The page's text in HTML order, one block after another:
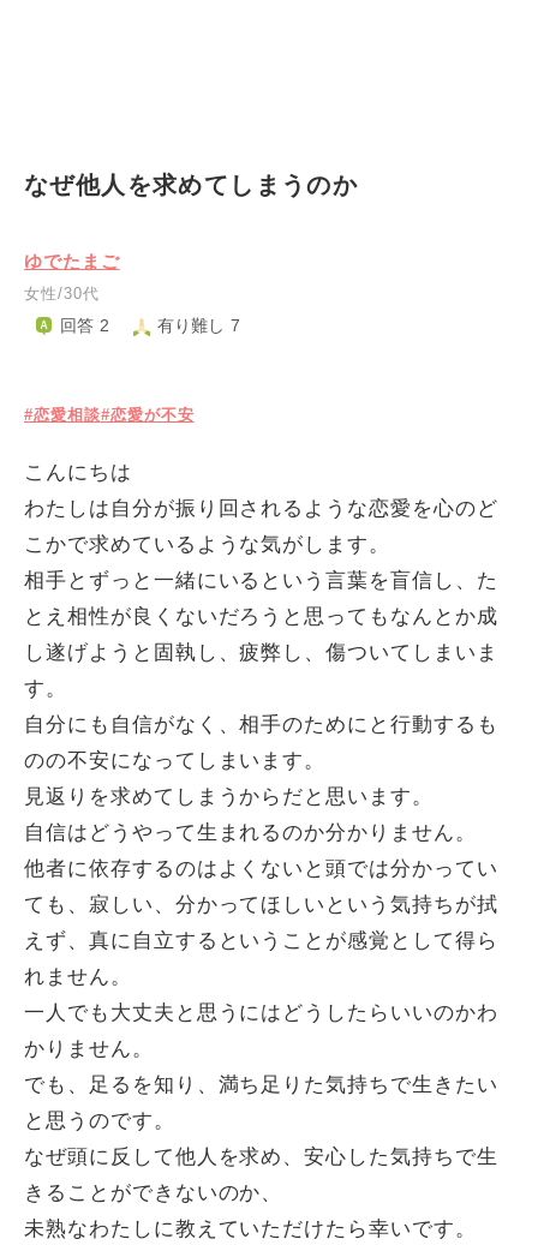
なぜ他人を求めてしまうのか
ゆでたまご
女性/30代
回答 2 有り難し 7
#恋愛相談#恋愛が不安
こんにちは
わたしは自分が振り回されるような恋愛を心のど
こかで求めているような気がします。
相手とずっと一緒にいるという言葉を盲信し、た
とえ相性が良くないだろうと思ってもなんとか成
し遂げようと固執し、疲弊し、傷ついてしまいま
す。
自分にも自信がなく、相手のためにと行動するも
のの不安になってしまいます。
見返りを求めてしまうからだと思います。
自信はどうやって生まれるのか分かりません。
他者に依存するのはよくないと頭では分かってい
ても、寂しい、分かってほしいという気持ちが拭
えず、真に自立するということが感覚として得ら
れません。
一人でも大丈夫と思うにはどうしたらいいのかわ
かりません。
でも、足るを知り、満ち足りた気持ちで生きたい
と思うのです。
なぜ頭に反して他人を求め、安心した気持ちで生
きることができないのか、
未熟なわたしに教えていただけたら幸いです。